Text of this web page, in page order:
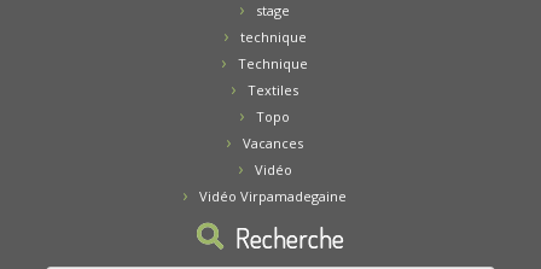
stage
technique
Technique
Textiles
Topo
Vacances
Vidéo
Vidéo Virpamadegaine
Recherche